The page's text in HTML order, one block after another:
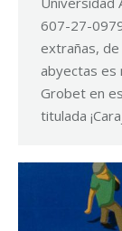
607-27-
extrañas, de
abyectas es
Grobet en
titulada